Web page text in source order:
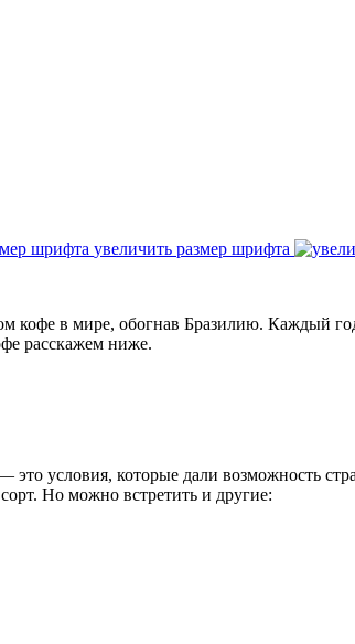
увеличить размер шрифта
кофе в мире, обогнав Бразилию. Каждый
расскажем ниже.
это условия, которые дали возможность
Но можно встретить и другие: